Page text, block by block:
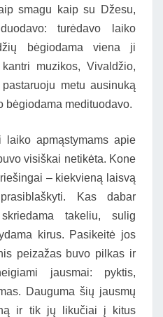
smagu kaip su Džesu,
turėdavo laiko
bėgiodama viena ji
muzikos, Vivaldžio,
metu ausinuką
bėgiodama medituodavo.
apmąstymams apie
visiškai netikėta. Kone
– kiekvieną laisvą
Kas dabar
takeliu, sulig
kirus. Pasikeitė jos
peizažas buvo pilkas ir
jausmai: pyktis,
Dauguma šių jausmų
ir tik jų likučiai į kitus